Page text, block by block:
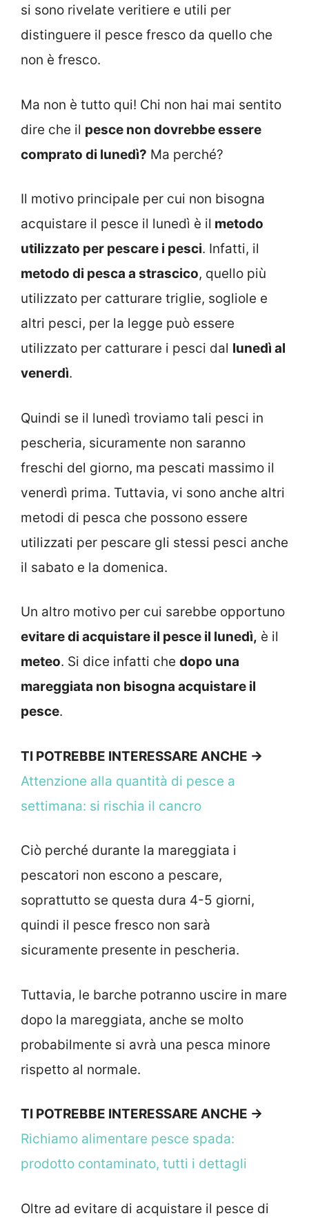
si sono rivelate veritiere e utili per
distinguere il pesce fresco da quello che
non è fresco.
Ma non è tutto qui! Chi non hai mai sentito
dire che il pesce non dovrebbe essere
comprato di lunedì? Ma perché?
Il motivo principale per cui non bisogna
acquistare il pesce il lunedì è il metodo
utilizzato per pescare i pesci. Infatti, il
metodo di pesca a strascico, quello più
utilizzato per catturare triglie, sogliole e
altri pesci, per la legge può essere
utilizzato per catturare i pesci dal lunedì al
venerdì.
Quindi se il lunedì troviamo tali pesci in
pescheria, sicuramente non saranno
freschi del giorno, ma pescati massimo il
venerdì prima. Tuttavia, vi sono anche altri
metodi di pesca che possono essere
utilizzati per pescare gli stessi pesci anche
il sabato e la domenica.
Un altro motivo per cui sarebbe opportuno
evitare di acquistare il pesce il lunedì, è il
meteo. Si dice infatti che dopo una
mareggiata non bisogna acquistare il
pesce.
TI POTREBBE INTERESSARE ANCHE ->
Attenzione alla quantità di pesce a
settimana: si rischia il cancro
Ciò perché durante la mareggiata i
pescatori non escono a pescare,
soprattutto se questa dura 4-5 giorni,
quindi il pesce fresco non sarà
sicuramente presente in pescheria.
Tuttavia, le barche potranno uscire in mare
dopo la mareggiata, anche se molto
probabilmente si avrà una pesca minore
rispetto al normale.
TI POTREBBE INTERESSARE ANCHE ->
Richiamo alimentare pesce spada:
prodotto contaminato, tutti i dettagli
Oltre ad evitare di acquistare il pesce di